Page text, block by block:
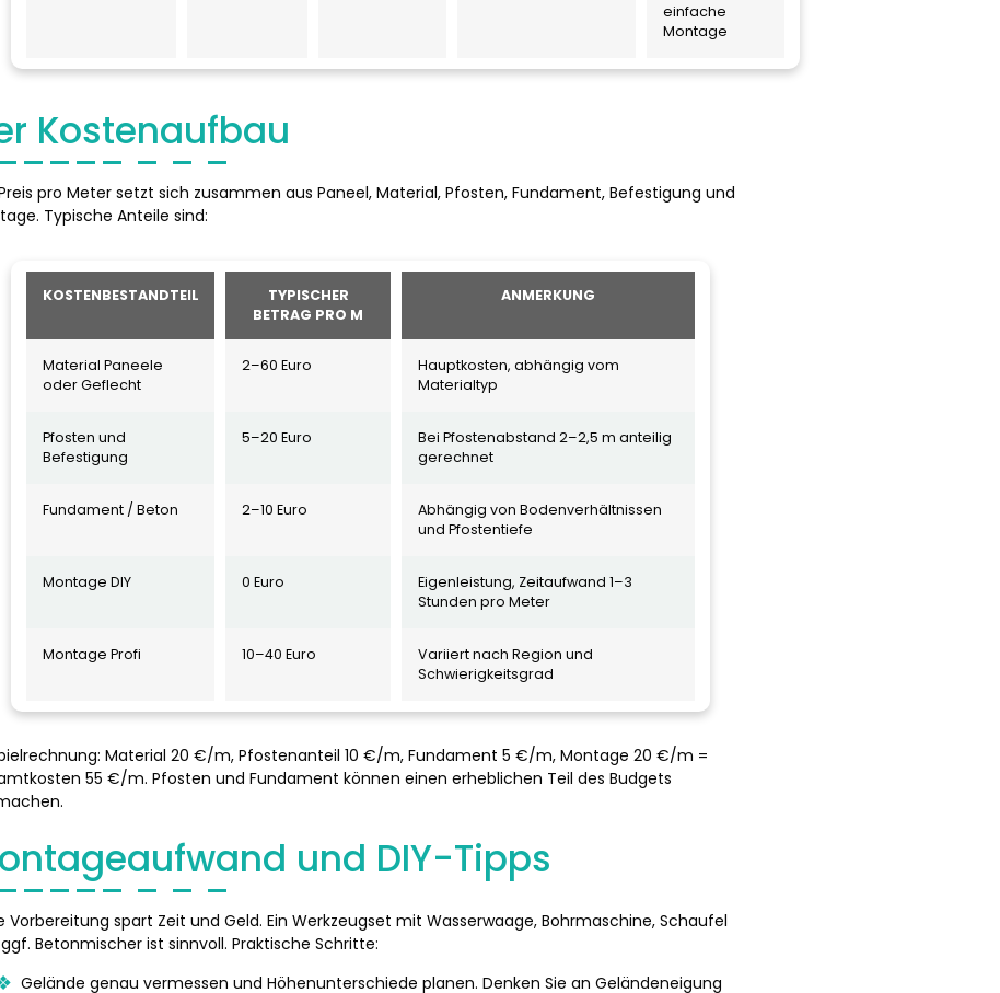
einfache
Montage
Kostenaufbau
pro Meter setzt sich zusammen aus Paneel, Material, Pfosten, Fundament, Befestigung und
Typische Anteile sind:
KOSTENBESTANDTEIL
TYPISCHER
BETRAG PRO M
ANMERKUNG
Material Paneele
oder Geflecht
2–60 Euro
Hauptkosten, abhängig vom
Materialtyp
Pfosten und
Befestigung
5–20 Euro
Bei Pfostenabstand 2–2,5 m anteilig
gerechnet
Fundament / Beton 2–10 Euro
Abhängig von Bodenverhältnissen
und Pfostentiefe
Montage DIY 0 Euro
Eigenleistung, Zeitaufwand 1–3
Stunden pro Meter
Montage Profi 10–40 Euro
Variiert nach Region und
Schwierigkeitsgrad
Material 20 €/m, Pfostenanteil 10 €/m, Fundament 5 €/m, Montage 20 €/m =
55 €/m. Pfosten und Fundament können einen erheblichen Teil des Budgets
und DIY-Tipps
Vorbereitung spart Zeit und Geld. Ein Werkzeugset mit Wasserwaage, Bohrmaschine, Schaufel
Betonmischer ist sinnvoll. Praktische Schritte:
Gelände genau vermessen und Höhenunterschiede planen. Denken Sie an Geländeneigung